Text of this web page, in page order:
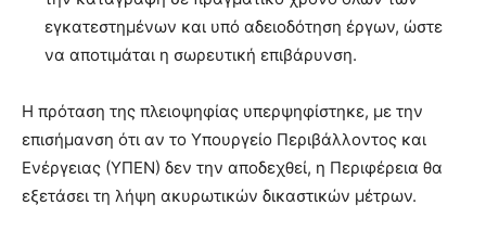
εγκατεστημένων και υπό αδειοδότηση έργων, ώστε
να αποτιμάται η σωρευτική επιβάρυνση.
Η πρόταση της πλειοψηφίας υπερψηφίστηκε, με την
επισήμανση ότι αν το Υπουργείο Περιβάλλοντος και
Ενέργειας (ΥΠΕΝ) δεν την αποδεχθεί, η Περιφέρεια θα
εξετάσει τη λήψη ακυρωτικών δικαστικών μέτρων.